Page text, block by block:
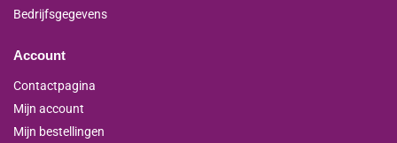
Bedrijfsgegevens
Account
Contactpagina
Mijn account
Mijn bestellingen